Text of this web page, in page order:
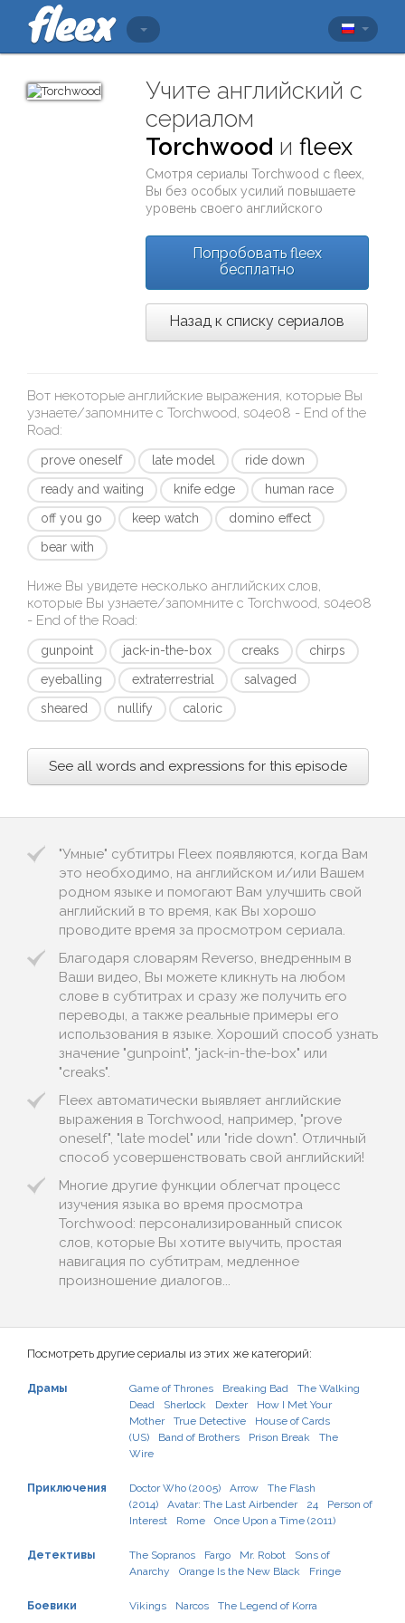
Учите английский с
сериалом
Torchwood иfleex
Смотря сериалыTorchwood сfleex
Вы без особых усилий повышаете
уровень своего английского
Попробовать fleex
бесплатно
Назад к списку сериалов
Вот некоторые английские выражения, которые Вы
узнаете/запомните с Torchwood, s04e08 - End of the
Road:
prove oneself late model
ride down
ready and waiting
knife edge
human race
off you go
keep watch
domino effect
bear with
Ниже Вы увидете несколько английских слов,
которые Вы узнаете/запомните с Torchwood, s04e08
- End of the Road:
gunpoint jack-in-the-box creaks
chirps
eyeballing
extraterrestrial
salvaged
sheared
nullify caloric
See all words and expressions for this episode
"Умные" субтитры Fleex появляются, когда Вам
это необходимо, на английском и/или Вашем
родном языке и помогают Вам улучшить свой
английский в то время, как Вы хорошо
проводите время за просмотром сериала.
Благодаря словарям Reverso, внедренным в
Ваши видео, Вы можете кликнуть на любом
слове в субтитрах и сразу же получить его
переводы, а также реальные примеры его
использования в языке. Хороший способ узнать
значение "gunpoint", "jack-in-the-box" или
"creaks".
Fleex автоматически выявляет английские
выражения в Torchwood, например, "prove
oneself", "late model" или "ride down". Отличный
способ усовершенствовать свой английский!
Многие другие функции облегчат процесс
изучения языка во время просмотра
Torchwood: персонализированный список
слов, которые Вы хотите выучить, простая
навигация по субтитрам, медленное
произношение диалогов...
Посмотреть другие сериалы из этих же категорий:
Драмы Game of Thrones Breaking Bad
The Walking
Dead
Sherlock Dexter
How I Met Your
Mother
True Detective
House of Cards
(US)
Band of Brothers Prison Break
The
Wire
Приключения Doctor Who (2005) Arrow
The Flash
(2014)
Avatar: The Last Airbender 24
Person of
Interest
Rome Once Upon a Time (2011)
Детективы The Sopranos Fargo Mr. Robot
Sons of
Anarchy
Orange Is the New Black Fringe
Боевики Vikings Narcos The Legend of Korra